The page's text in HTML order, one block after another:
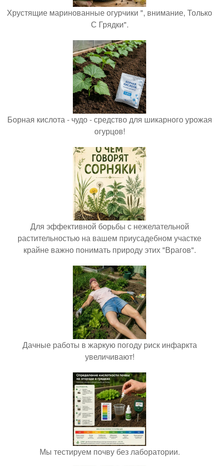
Хрустящие маринованные огурчики ", внимание, Только
С Грядки".
Борная кислота - чудо - средство для шикарного урожая
огурцов!
Для эффективной борьбы с нежелательной
растительностью на вашем приусадебном участке
крайне важно понимать природу этих "Врагов".
Дачные работы в жаркую погоду риск инфаркта
увеличивают!
Мы тестируем почву без лаборатории.